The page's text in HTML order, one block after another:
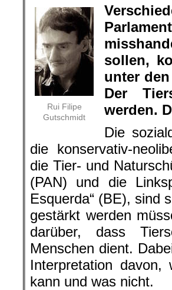
Rui Filipe
Gutschmidt
sollen,
unter
Der
werden.
Die
die konservativ-
die Tier- und
(PAN) und die
Esquerda“ (BE), sind
gestärkt werden
darüber, dass
Menschen dient.
Interpretation davon,
kann und was nicht.